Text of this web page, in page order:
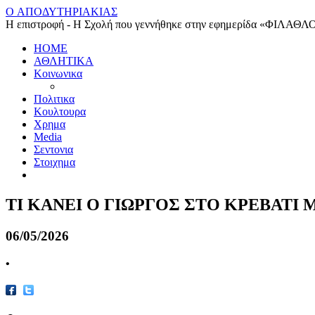
O ΑΠΟΔΥΤΗΡΙΑΚΙΑΣ
Η επιστροφή - Η Σχολή που γεννήθηκε στην εφημερίδα
HOME
ΑΘΛΗΤΙΚΑ
Κοινωνικα
Πολιτικα
Κουλτουρα
Χρημα
Media
Σεντονια
Στοιχημα
ΤΙ ΚΑΝΕΙ Ο ΓΙΩΡΓΟΣ ΣΤΟ ΚΡΕΒΑΤΙ
06/05/2026
•